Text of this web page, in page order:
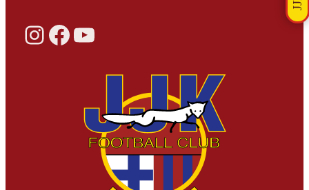
Instagram Facebook YouTube